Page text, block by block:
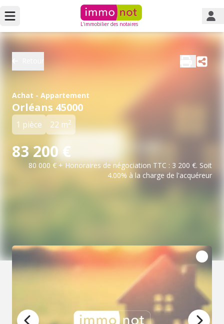
L'immobilier des notaires
Achat - Appartement
Orléans 45000
1 pièce 22 m2
83 200 €
80 000 € + Honoraires de négociation TTC : 3 200 €. Soit
4.00% à la charge de l'acquéreur